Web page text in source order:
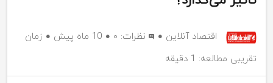
اقتصاد آنلاین نظرات: ۰ 10 ماه پیش
زمان
تقریبی مطالعه: 1 دقیقه